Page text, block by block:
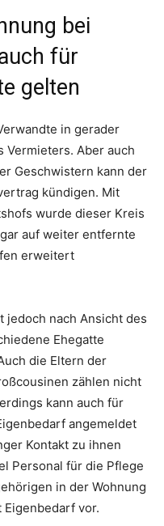
bei
für
gelten
in gerader
Vermieters. Aber auch
Geschwistern kann der
kündigen. Mit
wurde dieser Kreis
auf weiter entfernte
erweitert
jedoch nach Ansicht des
Ehegatte
die Eltern der
zählen nicht
kann auch für
angemeldet
Kontakt zu ihnen
Personal für die Pflege
in der Wohnung
vor.